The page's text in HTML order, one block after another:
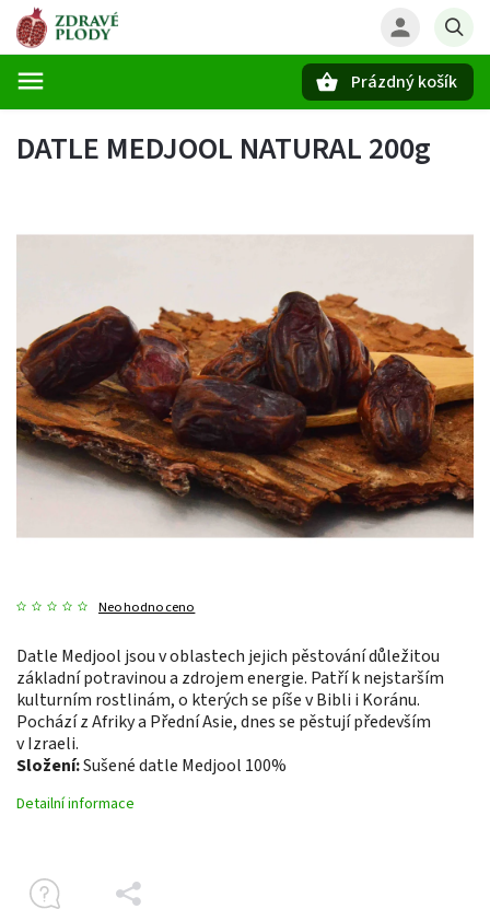
Prázdný košík
DATLE MEDJOOL NATURAL 200g
Neohodnoceno
Datle Medjool jsou v oblastech jejich pěstování důležitou
základní potravinou a zdrojem energie. Patří k nejstarším
kulturním rostlinám, o kterých se píše v Bibli i Koránu.
Pochází z Afriky a Přední Asie, dnes se pěstují především
v Izraeli.
Složení:Sušené datle Medjool 100%
Detailní informace